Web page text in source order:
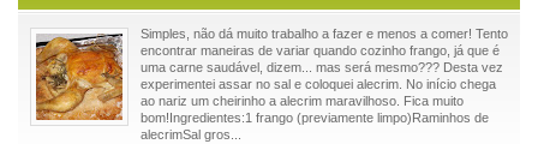
Simples, não dá muito trabalho a fazer e menos a comer! Tento
encontrar maneiras de variar quando cozinho frango, já que é
uma carne saudável, dizem... mas será mesmo??? Desta vez
experimentei assar no sal e coloquei alecrim. No início chega
ao nariz um cheirinho a alecrim maravilhoso. Fica muito
bom!Ingredientes:1 frango (previamente limpo)Raminhos de
alecrimSal gros...